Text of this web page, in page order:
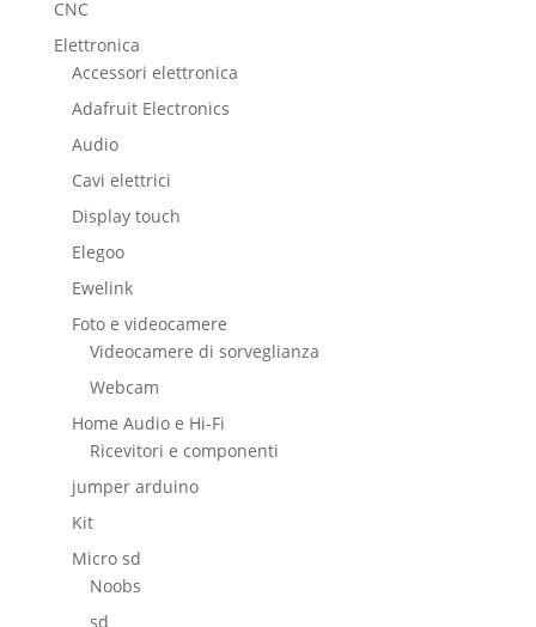
CNC
Elettronica
Accessori elettronica
Adafruit Electronics
Audio
Cavi elettrici
Display touch
Elegoo
Ewelink
Foto e videocamere
Videocamere di sorveglianza
Webcam
Home Audio e Hi-Fi
Ricevitori e componenti
jumper arduino
Kit
Micro sd
Noobs
sd